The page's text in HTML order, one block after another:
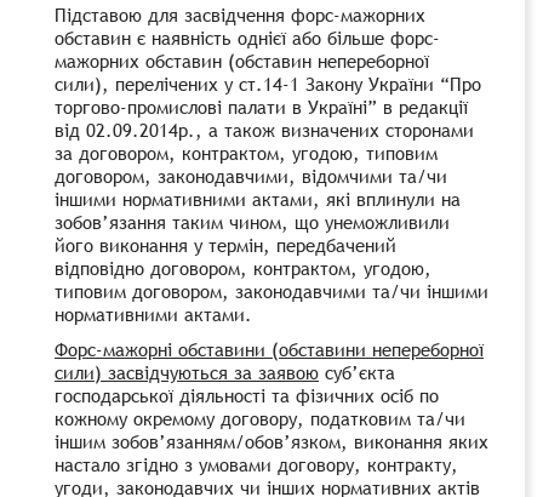
Підставою для засвідчення форс-мажорних
обставин є наявність однієї або більше форс-
мажорних обставин (обставин непереборної
сили), перелічених у ст.14-1 Закону України “Про
торгово-промислові палати в Україні” в редакції
від 02.09.2014р., а також визначених сторонами
за договором, контрактом, угодою, типовим
договором, законодавчими, відомчими та/чи
іншими нормативними актами, які вплинули на
зобов’язання таким чином, що унеможливили
його виконання у термін, передбачений
відповідно договором, контрактом, угодою,
типовим договором, законодавчими та/чи іншими
нормативними актами.
Форс-мажорні обставини (обставини непереборної
сили) засвідчуються за заявою суб’єкта
господарської діяльності та фізичних осіб по
кожному окремому договору, податковим та/чи
іншим зобов’язанням/обов’язком, виконання яких
настало згідно з умовами договору, контракту,
угоди, законодавчих чи інших нормативних актів